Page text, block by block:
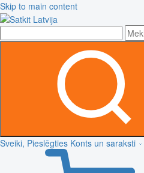
Skip to main content
Sveiki, Pieslēgties Konts un saraksti